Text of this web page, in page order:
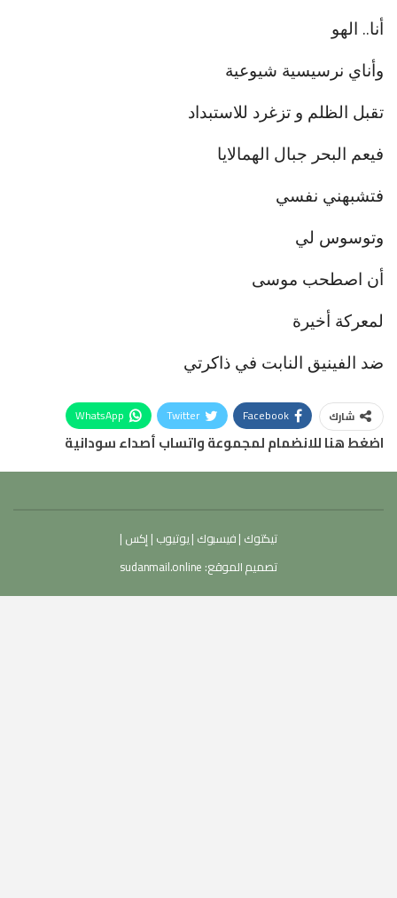
أنا.. الهو
وأناي نرسيسية شيوعية
تقبل الظلم و تزغرد للاستبداد
فيعم البحر جبال الهمالايا
فتشبهني نفسي
وتوسوس لي
أن اصطحب موسى
لمعركة أخيرة
ضد الفينيق النابت في ذاكرتي
شارك Facebook
Twitter
WhatsApp
اضغط هنا للانضمام لمجموعة واتساب أصداء سودانية
تيكتوك |فيسبوك |يوتيوب |إكس |
تصميم الموقع: sudanmail.online